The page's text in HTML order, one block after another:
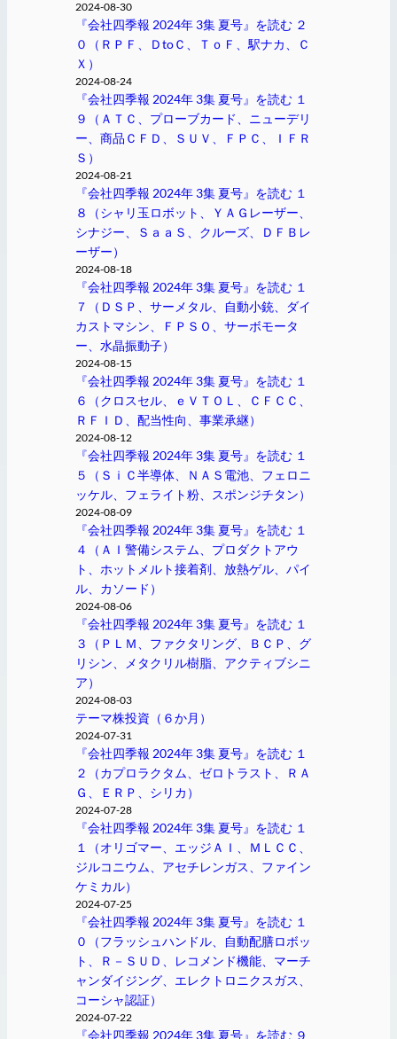
2024-08-30
『会社四季報 2024年 3集 夏号』を読む ２
０（ＲＰＦ、ＤtoＣ、ＴｏＦ、駅ナカ、Ｃ
Ｘ）
2024-08-24
『会社四季報 2024年 3集 夏号』を読む １
９（ＡＴＣ、プローブカード、ニューデリ
ー、商品ＣＦＤ、ＳＵＶ、ＦＰＣ、ＩＦＲ
Ｓ）
2024-08-21
『会社四季報 2024年 3集 夏号』を読む １
８（シャリ玉ロボット、ＹＡＧレーザー、
シナジー、ＳａａＳ、クルーズ、ＤＦＢレ
ーザー）
2024-08-18
『会社四季報 2024年 3集 夏号』を読む １
７（ＤＳＰ、サーメタル、自動小銃、ダイ
カストマシン、ＦＰＳＯ、サーボモータ
ー、水晶振動子）
2024-08-15
『会社四季報 2024年 3集 夏号』を読む １
６（クロスセル、ｅＶＴＯＬ、ＣＦＣＣ、
ＲＦＩＤ、配当性向、事業承継）
2024-08-12
『会社四季報 2024年 3集 夏号』を読む １
５（ＳｉＣ半導体、ＮＡＳ電池、フェロニ
ッケル、フェライト粉、スポンジチタン）
2024-08-09
『会社四季報 2024年 3集 夏号』を読む １
４（ＡＩ警備システム、プロダクトアウ
ト、ホットメルト接着剤、放熱ゲル、パイ
ル、カソード）
2024-08-06
『会社四季報 2024年 3集 夏号』を読む １
３（ＰＬＭ、ファクタリング、ＢＣＰ、グ
リシン、メタクリル樹脂、アクティブシニ
ア）
2024-08-03
テーマ株投資（６か月）
2024-07-31
『会社四季報 2024年 3集 夏号』を読む １
２（カプロラクタム、ゼロトラスト、ＲＡ
Ｇ、ＥＲＰ、シリカ）
2024-07-28
『会社四季報 2024年 3集 夏号』を読む １
１（オリゴマー、エッジＡＩ、ＭＬＣＣ、
ジルコニウム、アセチレンガス、ファイン
ケミカル）
2024-07-25
『会社四季報 2024年 3集 夏号』を読む １
０（フラッシュハンドル、自動配膳ロボッ
ト、Ｒ－ＳＵＤ、レコメンド機能、マーチ
ャンダイジング、エレクトロニクスガス、
コーシャ認証）
2024-07-22
『会社四季報 2024年 3集 夏号』を読む ９